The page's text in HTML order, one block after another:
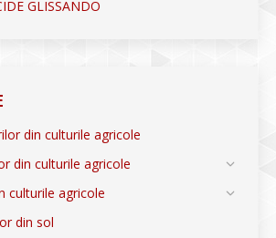
GLISSANDO
din culturile agricole
din culturile agricole
culturile agricole
din sol